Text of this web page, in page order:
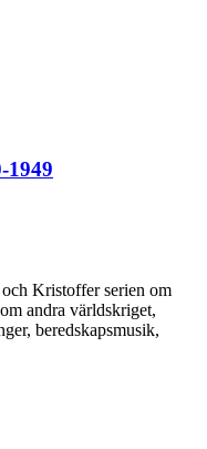
1949
Kristoffer serien om
andra världskriget,
beredskapsmusik,